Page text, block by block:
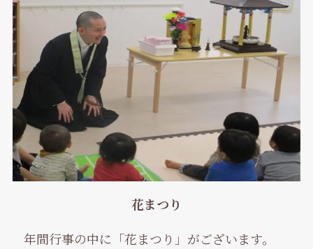
花まつり
年間行事の中に「花まつり」がございます。